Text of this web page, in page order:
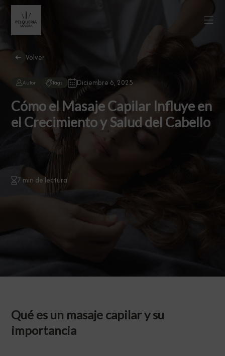
Volver
Autor Tags Diciembre 6, 2025
Cómo el Masaje Capilar Influye en
el Crecimiento y Salud del Cabello
7 min de lectura
Qué es un masaje capilar y su
importancia